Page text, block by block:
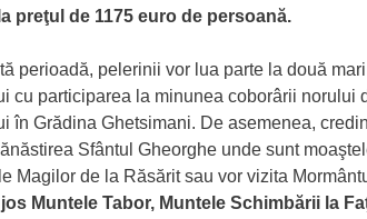
preţul de 1175 euro de persoană.
perioadă, pelerinii vor lua parte la două
cu participarea la minunea coborârii norului
în Grădina Ghetsimani. De asemenea,
Sfântul Gheorghe unde sunt
Magilor de la Răsărit sau vor vizita
Muntele Tabor, Muntele Schimbării la